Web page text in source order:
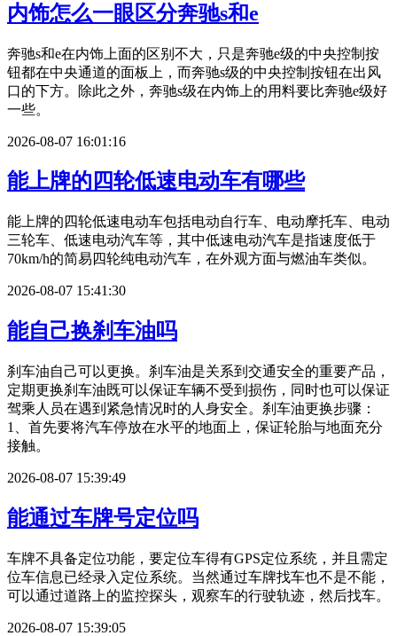
内饰怎么一眼区分奔驰s和e
奔驰s和e在内饰上面的区别不大，只是奔驰e级的中央控制按
钮都在中央通道的面板上，而奔驰s级的中央控制按钮在出风
口的下方。除此之外，奔驰s级在内饰上的用料要比奔驰e级好
一些。
2026-08-07 16:01:16
能上牌的四轮低速电动车有哪些
能上牌的四轮低速电动车包括电动自行车、电动摩托车、电动
三轮车、低速电动汽车等，其中低速电动汽车是指速度低于
70km/h的简易四轮纯电动汽车，在外观方面与燃油车类似。
2026-08-07 15:41:30
能自己换刹车油吗
刹车油自己可以更换。刹车油是关系到交通安全的重要产品，
定期更换刹车油既可以保证车辆不受到损伤，同时也可以保证
驾乘人员在遇到紧急情况时的人身安全。刹车油更换步骤：
1、首先要将汽车停放在水平的地面上，保证轮胎与地面充分
接触。
2026-08-07 15:39:49
能通过车牌号定位吗
车牌不具备定位功能，要定位车得有GPS定位系统，并且需定
位车信息已经录入定位系统。当然通过车牌找车也不是不能，
可以通过道路上的监控探头，观察车的行驶轨迹，然后找车。
2026-08-07 15:39:05